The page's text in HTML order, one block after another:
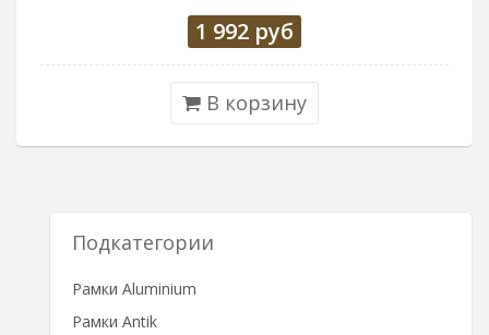
1 992 руб
В корзину
Подкатегории
Рамки Aluminium
Рамки Antik